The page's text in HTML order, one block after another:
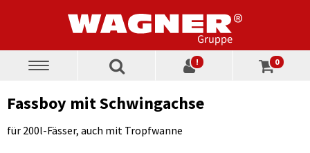
Toggle
! 0
Fassboy mit Schwingachse
für 200l-Fässer, auch mit Tropfwanne